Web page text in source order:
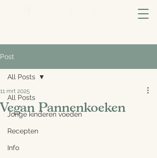
Post
All Posts
Jonge kinderen voeden
Recepten
Info
All Posts
Vegan Pannenkoeken
11 mrt 2025